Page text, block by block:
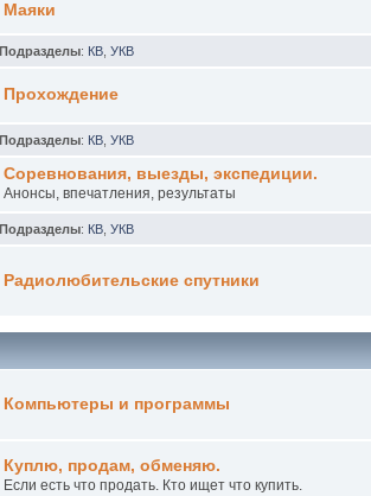
Маяки
Подразделы: КВ УКВ
Прохождение
Подразделы: КВ УКВ
Соревнования, выезды, экспедиции.
Анонсы, впечатления, результаты
Подразделы: КВ УКВ
Радиолюбительские спутники
Компьютеры и программы
Куплю, продам, обменяю.
Если есть что продать. Кто ищет что купить.